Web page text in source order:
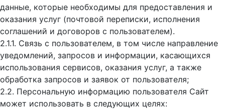
данные, которые необходимы для предоставления и
оказания услуг (почтовой переписки, исполнения
соглашений и договоров с пользователем).
2.1.1. Связь с пользователем, в том числе направление
уведомлений, запросов и информации, касающихся
использования сервисов, оказания услуг, а также
обработка запросов и заявок от пользователя;
2.2. Персональную информацию пользователя Сайт
может использовать в следующих целях: